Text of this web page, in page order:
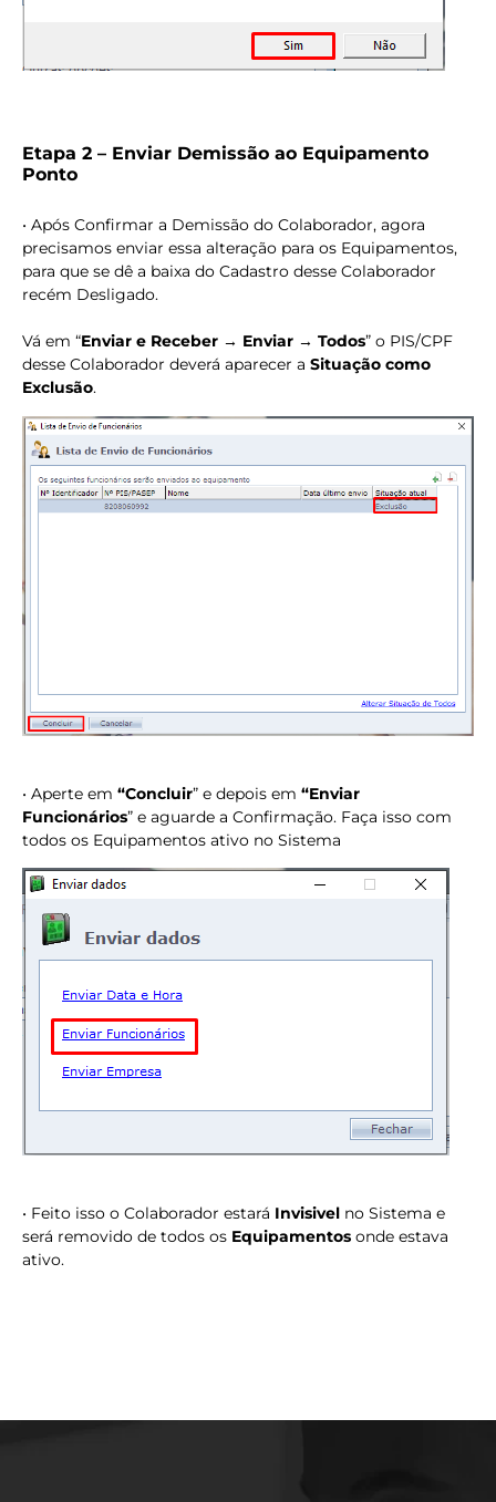
Etapa 2 – Enviar Demissão ao Equipamento
Ponto
• Após Confirmar a Demissão do Colaborador, agora
precisamos enviar essa alteração para os Equipamentos,
para que se dê a baixa do Cadastro desse Colaborador
recém Desligado.
Vá em “Enviar e Receber → Enviar → Todos” o PIS/CPF
desse Colaborador deverá aparecer a Situação como
Exclusão.
• Aperte em “Concluir” e depois em “Enviar
Funcionários” e aguarde a Confirmação. Faça isso com
todos os Equipamentos ativo no Sistema
• Feito isso o Colaborador estará Invisivel no Sistema e
será removido de todos os Equipamentos onde estava
ativo.